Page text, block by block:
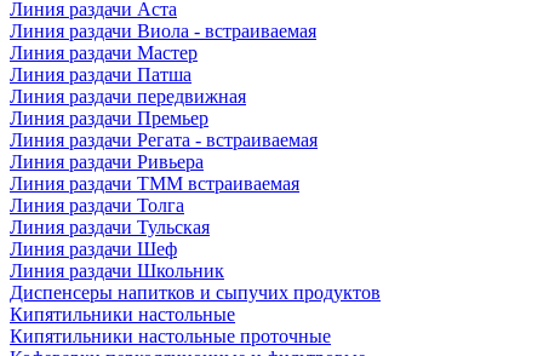
Линия раздачи Аста
Линия раздачи Виола - встраиваемая
Линия раздачи Мастер
Линия раздачи Патша
Линия раздачи передвижная
Линия раздачи Премьер
Линия раздачи Регата - встраиваемая
Линия раздачи Ривьера
Линия раздачи ТММ встраиваемая
Линия раздачи Толга
Линия раздачи Тульская
Линия раздачи Шеф
Линия раздачи Школьник
Диспенсеры напитков и сыпучих продуктов
Кипятильники настольные
Кипятильники настольные проточные